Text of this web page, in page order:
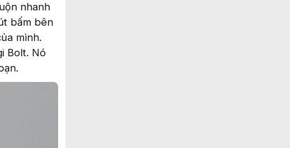
nhanh
bấm bên
mình.
Bolt. Nó